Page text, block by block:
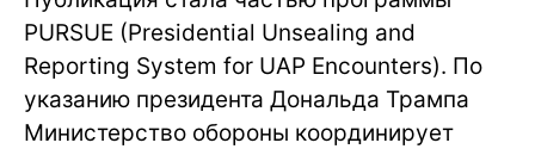
PURSUE (Presidential Unsealing and
Reporting System for UAP Encounters). По
указанию президента Дональда Трампа
Министерство обороны координирует